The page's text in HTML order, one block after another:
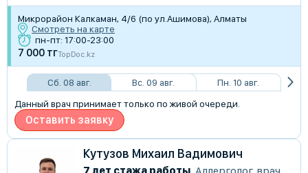
Микрорайон Калкаман, 4/6 (по ул.Ашимова), Алматы
Смотреть на карте
пн-пт: 17:00-23:00
7 000 тгTopDoc.kz
Сб. 08 авг. Вс. 09 авг.
Пн. 10 авг.
Данный врач принимает только по живой очереди.
Оставить заявку
Кутузов Михаил Вадимович